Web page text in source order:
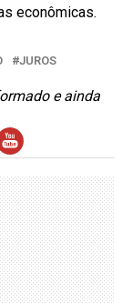
econômicas.
JUROS
e ainda